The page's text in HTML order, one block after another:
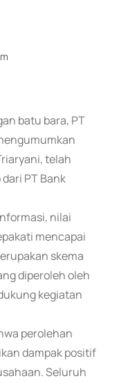
batu bara, PT
telah
PT Bank
nilai
mencapai
skema
diperoleh oleh
kegiatan
perolehan
dampak positif
Seluruh